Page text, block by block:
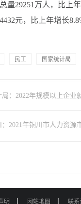
量29251万人，比上
元，比上年增长
民工 国家统计局
局：2022年规模以上企业
：2021年铜川市人力资源
明 网站地图 联系